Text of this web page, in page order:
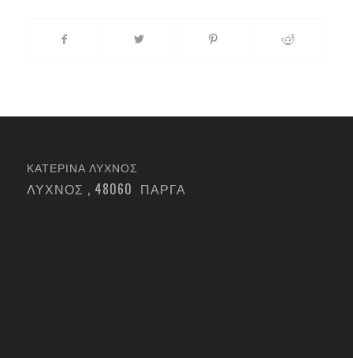
ΚΑΤΕΡΙΝΑ ΛΥΧΝΟΣ
ΛΥΧΝΟΣ , 48060 ΠΑΡΓΑ